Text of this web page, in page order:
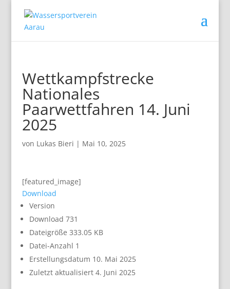
Wettkampfstrecke
Nationales
Paarwettfahren 14. Juni
2025
von Lukas Bieri | Mai 10, 2025
[featured_image]
Download
Version
Download 731
Dateigröße 333.05 KB
Datei-Anzahl 1
Erstellungsdatum 10. Mai 2025
Zuletzt aktualisiert 4. Juni 2025